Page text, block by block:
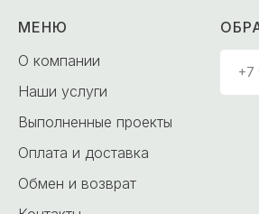
МЕНЮ
О компании
Наши услуги
Выполненные проекты
Оплата и доставка
Обмен и возврат